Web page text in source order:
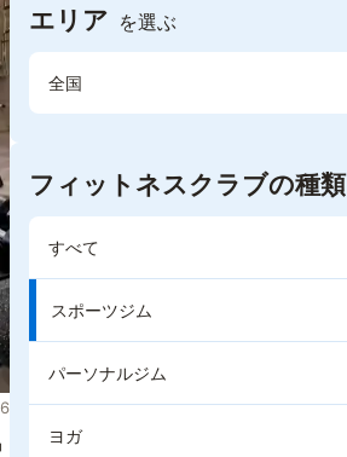
エリア を選ぶ
全国
フィットネスクラブの種類
すべて
スポーツジム
パーソナルジム
ヨガ